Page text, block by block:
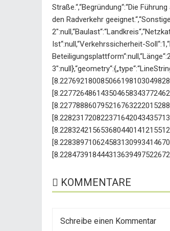
Straße.“,“Begründung“:“Die
den Radverkehr
Ist“:null,“Verkehrssicherheit-
KOMMENTARE
Schreibe einen Kommentar